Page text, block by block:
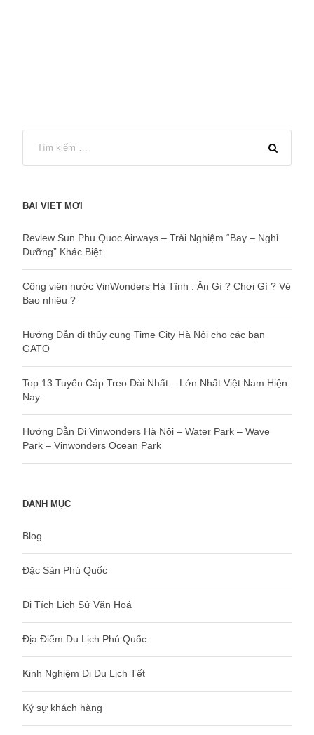
BÀI VIẾT MỚI
Review Sun Phu Quoc Airways – Trải Nghiệm “Bay – Nghỉ
Dưỡng” Khác Biệt
Công viên nước VinWonders Hà Tĩnh : Ăn Gì ? Chơi Gì ? Vé
Bao nhiêu ?
Hướng Dẫn đi thủy cung Time City Hà Nội cho các bạn
GATO
Top 13 Tuyến Cáp Treo Dài Nhất – Lớn Nhất Việt Nam Hiện
Nay
Hướng Dẫn Đi Vinwonders Hà Nội – Water Park – Wave
Park – Vinwonders Ocean Park
DANH MỤC
Blog
Đặc Sản Phú Quốc
Di Tích Lịch Sử Văn Hoá
Địa Điểm Du Lịch Phú Quốc
Kinh Nghiệm Đi Du Lịch Tết
Ký sự khách hàng